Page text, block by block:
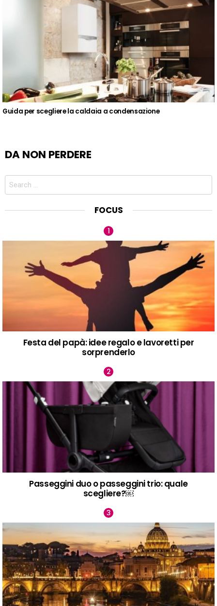
Guida per scegliere la caldaia a condensazione
DA NON PERDERE
Search
FOCUS
Festa del papà: idee regalo e lavoretti per
sorprenderlo
Passeggini duo o passeggini trio: quale
scegliere?￼